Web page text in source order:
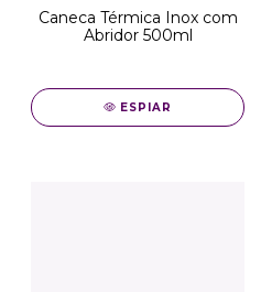
Caneca Térmica Inox com
Abridor 500ml
ESPIAR